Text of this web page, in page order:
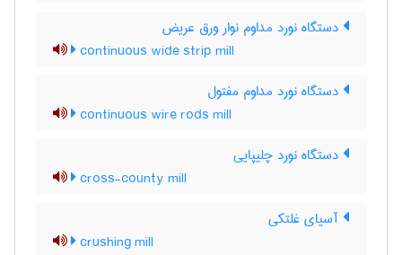
دستگاه نورد مداوم نوار ورق عریض
continuous wide strip mill
دستگاه نورد مداوم مفتول
continuous wire rods mill
دستگاه نورد چلیپایی
cross-county mill
آسیای غلتکی
crushing mill